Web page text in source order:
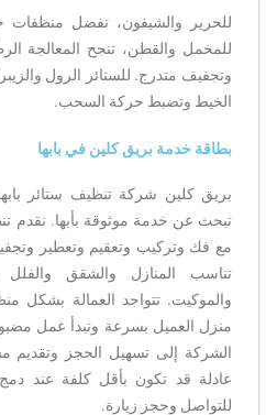
للحرير والشيفون، تفضل منظفات
للمخمل والقطن، تنجح المعالجة
وتجفيف متدرج. للستائر الرول
الخيط وتضبط حركة السحب.
بطاقة خدمة بريق كلين في بابها
بريق كلين شركة تنظيف ستائر
تبحث عن خدمة موثوقة بأبها. نقدم
مع فك وتركيب وتعقيم وتعطير
تناسب المنازل والشقق والفلل
والموكيت. تتواجد العمالة بشكل
منزل العميل بسرعة وتبدأ عمل
الشركة إلى تسهيل الحجز وتقديم
عادلة قد تكون بأقل كلفة عند
للتواصل وحجز زيارة.